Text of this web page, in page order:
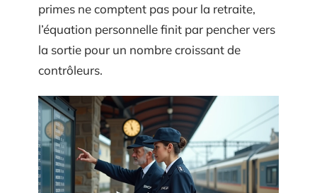
primes ne comptent pas pour la retraite,
l’équation personnelle finit par pencher vers
la sortie pour un nombre croissant de
contrôleurs.